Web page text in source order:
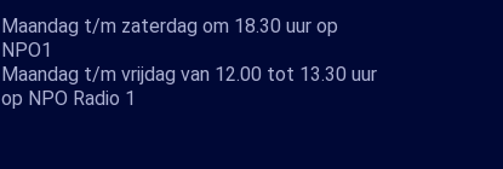
Maandag t/m zaterdag om 18.30 uur op
NPO1
Maandag t/m vrijdag van 12.00 tot 13.30 uur
op NPO Radio 1